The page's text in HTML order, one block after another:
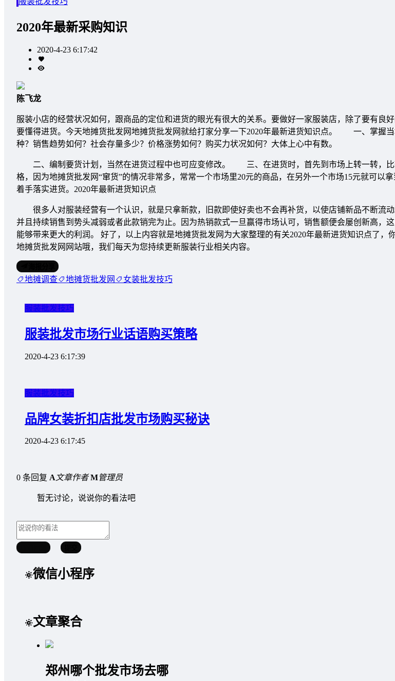
2020年最新采购知识
2020-4-23 6:17:42
陈飞龙
服装小店的经营状况如何，跟商品的定位和进货的眼光有很大的关系。要做好一家服装店，除了要有良
要懂得进货。今天地摊货批发网地摊货批发网就给打家分享一下2020年最新进货知识点。 一、掌握
种？销售趋势如何？社会存量多少？价格涨势如何？购买力状况如何？大体上心中有数。
二、编制要货计划，当然在进货过程中也可应变修改。 三、在进货时，首先到市场上转一转，比
格，因为地摊货批发网“窜货”的情况非常多，常常一个市场里20元的商品，在另外一个市场15元就可以
着手落实进货。2020年最新进货知识点
很多人对服装经营有一个认识，就是只拿新款，旧款即使好卖也不会再补货，以使店铺新品不断流动
并且持续销售到势头减弱或者此款销完为止。因为热销款式一旦赢得市场认可，销售额便会屡创新高，
能够带来更大的利润。 好了，以上内容就是地摊货批发网为大家整理的有关2020年最新进货知识点了，
地摊货批发网网站哦，我们每天为您持续更新服装行业相关内容。
地摊调查 地摊货批发网 女装批发技巧
服装批发技巧
服装批发市场行业话语购买策略
2020-4-23 6:17:39
服装批发技巧
品牌女装折扣店批发市场购买秘诀
2020-4-23 6:17:45
0 条回复 A文章作者 M管理员
暂无讨论，说说你的看法吧
微信小程序
文章聚合
郑州哪个批发市场去哪